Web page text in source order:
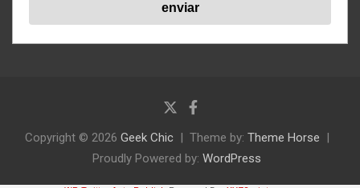
Copyright © 2026 Geek Chic Theme by: Theme Horse
Proudly Powered by: WordPress